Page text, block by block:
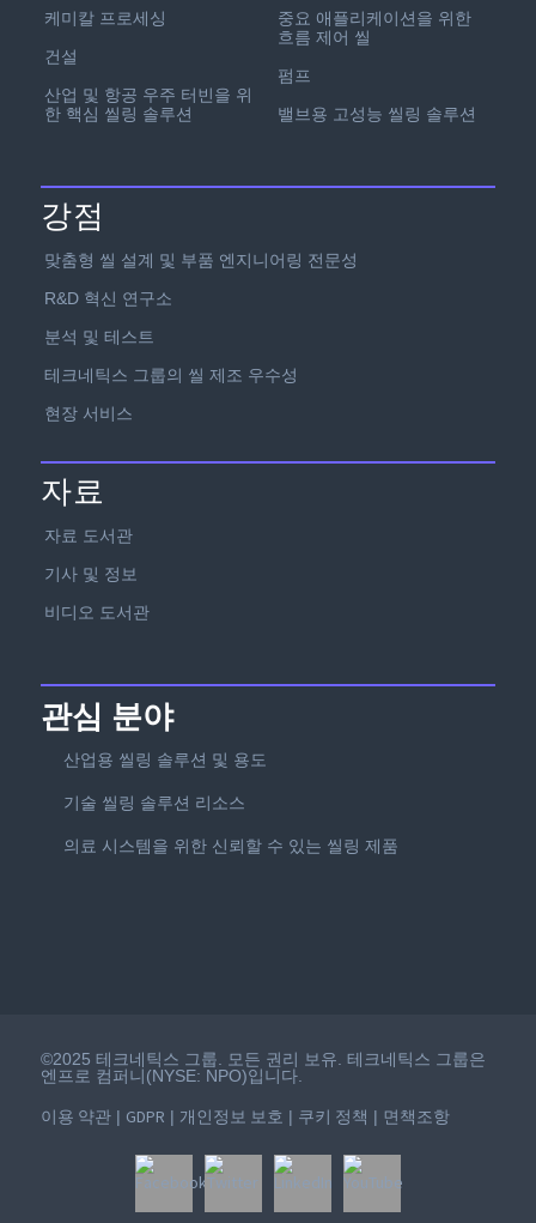
케미칼 프로세싱
건설
산업 및 항공 우주 터빈을 위
한 핵심 씰링 솔루션
중요 애플리케이션을 위한
흐름 제어 씰
펌프
밸브용 고성능 씰링 솔루션
강점
맞춤형 씰 설계 및 부품 엔지니어링 전문성
R&D 혁신 연구소
분석 및 테스트
테크네틱스 그룹의 씰 제조 우수성
현장 서비스
자료
자료 도서관
기사 및 정보
비디오 도서관
관심 분야
산업용 씰링 솔루션 및 용도
기술 씰링 솔루션 리소스
의료 시스템을 위한 신뢰할 수 있는 씰링 제품
©2025 테크네틱스 그룹. 모든 권리 보유. 테크네틱스 그룹은
엔프로 컴퍼니(NYSE: NPO)입니다.
이용 약관| GDPR | 개인정보 보호 | 쿠키 정책 | 면책조항